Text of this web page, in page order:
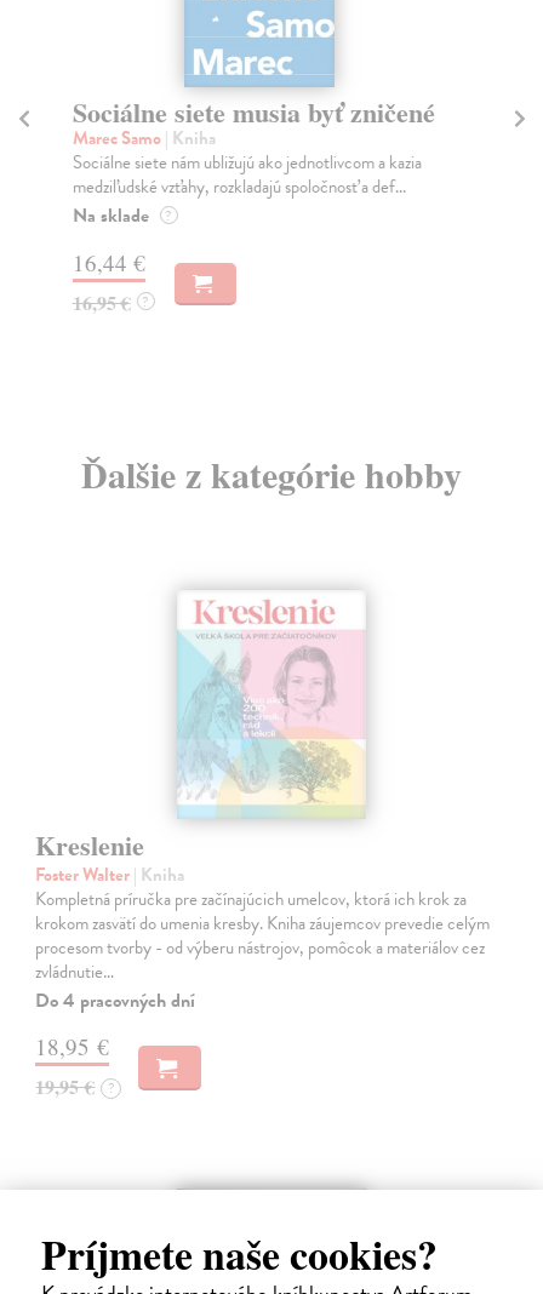
Príjmete naše cookies?
Sociálne siete musia byť zničené
Marec Samo| Kniha
Sociálne siete nám ubližujú ako jednotlivcom a kazia
medziľudské vzťahy, rozkladajú spoločnosť a def...
Na sklade ?
16,44 €
16,95 € ?
Ďalšie z kategórie hobby
Kreslenie
Foster Walter| Kniha
Kompletná príručka pre začínajúcich umelcov, ktorá ich krok za
krokom zasvätí do umenia kresby. Kniha záujemcov prevedie celým
procesom tvorby - od výberu nástrojov, pomôcok a materiálov cez
zvládnutie…
Do 4 pracovných dní
18,95 €
19,95 € ?